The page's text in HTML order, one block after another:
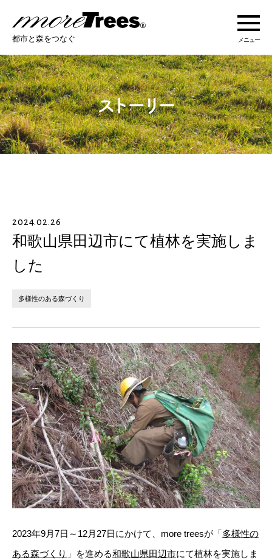
more trees
都市と森をつなぐ メニュー
more treesについて
活動紹介
活動地域
お問い合わせ
JP EN
2024.02.26
和歌山県田辺市にて植林を実施しま
した
多様性のある森づくり
2023年9月7日～12月27日にかけて、more treesが「多様性の
ある森づくり 」を進める和歌山県田辺市にて植林を実施しま